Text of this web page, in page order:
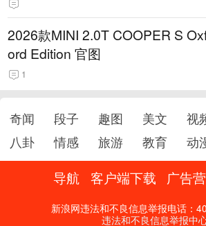
2026款MINI 2.0T COOPER S
ord Edition 官图
1
奇闻 段子 趣图 美文 视
八卦
情感 旅游 教育 动
导航 客户端下载 广告
新浪网违法和不良信息举报电话：
违法和不良信息举报中